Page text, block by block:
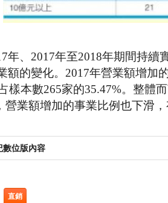
年、2017年至2018年期間持
額的變化。2017年營業額增加
樣本數265家的35.47%。整體
業額增加的事業比例也下滑，
數位版內容
直銷